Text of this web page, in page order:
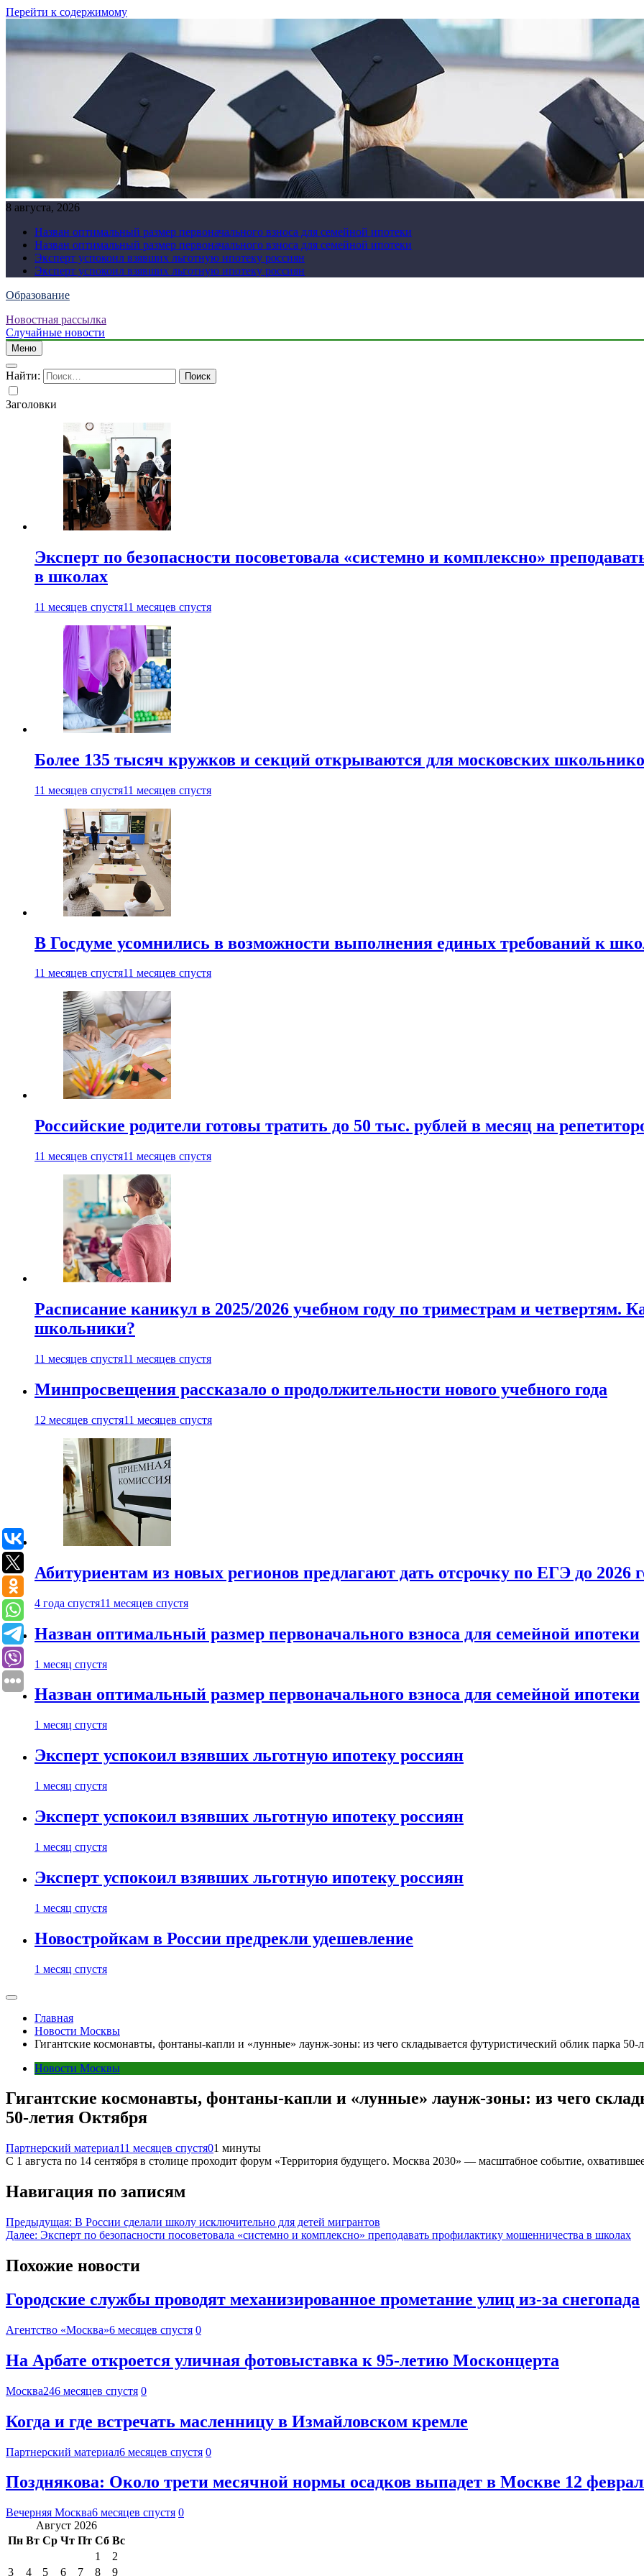
Перейти к содержимому
8 августа, 2026
Назван оптимальный размер первоначального взноса для семейной ипотеки
Назван оптимальный размер первоначального взноса для семейной ипотеки
Эксперт успокоил взявших льготную ипотеку россиян
Эксперт успокоил взявших льготную ипотеку россиян
Образование
Новостная рассылка
Случайные новости
Меню
Найти:
Заголовки
Эксперт по безопасности посоветовала «системно и комплексно»
в школах
11 месяцев спустя11 месяцев спустя
Более 135 тысяч кружков и секций открываются для московских
11 месяцев спустя11 месяцев спустя
В Госдуме усомнились в возможности выполнения единых требований к
11 месяцев спустя11 месяцев спустя
Российские родители готовы тратить до 50 тыс. рублей в месяц на
11 месяцев спустя11 месяцев спустя
Расписание каникул в 2025/2026 учебном году по триместрам и четвертям.
школьники?
11 месяцев спустя11 месяцев спустя
Минпросвещения рассказало о продолжительности нового учебного года
12 месяцев спустя11 месяцев спустя
Абитуриентам из новых регионов предлагают дать отсрочку по ЕГЭ до 2026
4 года спустя11 месяцев спустя
Назван оптимальный размер первоначального взноса для семейной ипотеки
1 месяц спустя
Назван оптимальный размер первоначального взноса для семейной ипотеки
1 месяц спустя
Эксперт успокоил взявших льготную ипотеку россиян
1 месяц спустя
Эксперт успокоил взявших льготную ипотеку россиян
1 месяц спустя
Эксперт успокоил взявших льготную ипотеку россиян
1 месяц спустя
Новостройкам в России предрекли удешевление
1 месяц спустя
Главная
Новости Москвы
Гигантские космонавты, фонтаны-капли и «лунные» лаунж-зоны: из чего складывается футуристический облик парка 50-
Новости Москвы
Гигантские космонавты, фонтаны-капли и «лунные» лаунж-зоны: из чего
50-летия Октября
Партнерский материал11 месяцев спустя01 минуты
С 1 августа по 14 сентября в столице проходит форум «Территория будущего. Москва 2030» — масштабное событие,
Навигация по записям
Предыдущая: В России сделали школу исключительно для детей мигрантов
Далее: Эксперт по безопасности посоветовала «системно и комплексно» преподавать профилактику мошенничества в школах
Похожие новости
Городские службы проводят механизированное прометание улиц из-за снегопада
Агентство «Москва»6 месяцев спустя 0
На Арбате откроется уличная фотовыставка к 95-летию Москонцерта
Москва246 месяцев спустя 0
Когда и где встречать масленницу в Измайловском кремле
Партнерский материал6 месяцев спустя 0
Позднякова: Около трети месячной нормы осадков выпадет в Москве 12
Вечерняя Москва6 месяцев спустя 0
Август 2026
Пн Вт Ср Чт Пт Сб Вс
1
2
3
4 5 6 7 8 9